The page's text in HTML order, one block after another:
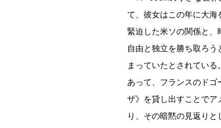
て、彼女はこの年に大海
緊迫した米ソの関係と、
自由と独立を勝ち取ろ
まっていたとされてい
あって、フランスのドゴ
ザ》を貸し出すことでア
り、その暗黙の見返りと